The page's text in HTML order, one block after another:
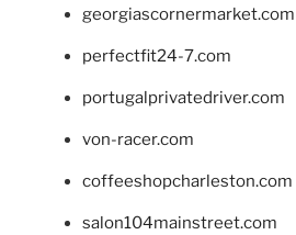
georgiascornermarket.com
perfectfit24-7.com
portugalprivatedriver.com
von-racer.com
coffeeshopcharleston.com
salon104mainstreet.com